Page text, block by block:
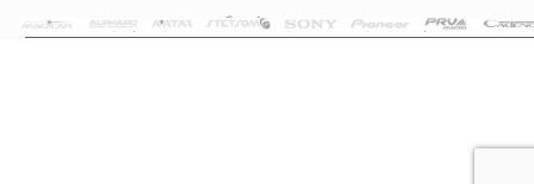
تمام حقوق این سایت متعلق به فروشگاه سلما سیستم می‌باشد.